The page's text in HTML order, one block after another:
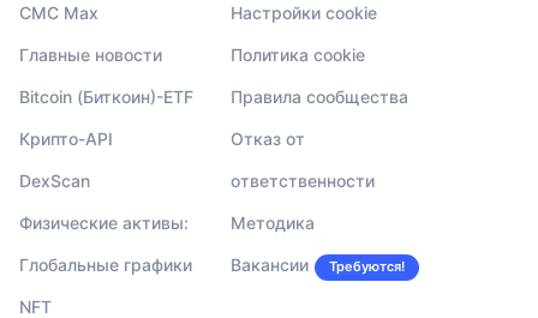
CMC Max
Главные новости
Bitcoin (Биткоин)-ETF
Крипто-API
DexScan
Физические активы:
Глобальные графики
NFT
Настройки cookie
Политика cookie
Правила сообщества
Отказ от
ответственности
Методика
Вакансии Требуются!